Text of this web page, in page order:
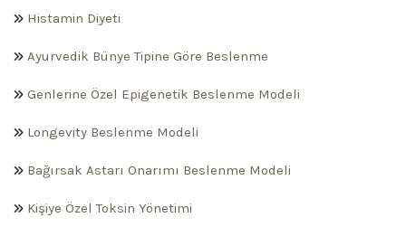
Histamin Diyeti
Ayurvedik Bünye Tipine Göre Beslenme
Genlerine Özel Epigenetik Beslenme Modeli
Longevity Beslenme Modeli
Bağırsak Astarı Onarımı Beslenme Modeli
Kişiye Özel Toksin Yönetimi